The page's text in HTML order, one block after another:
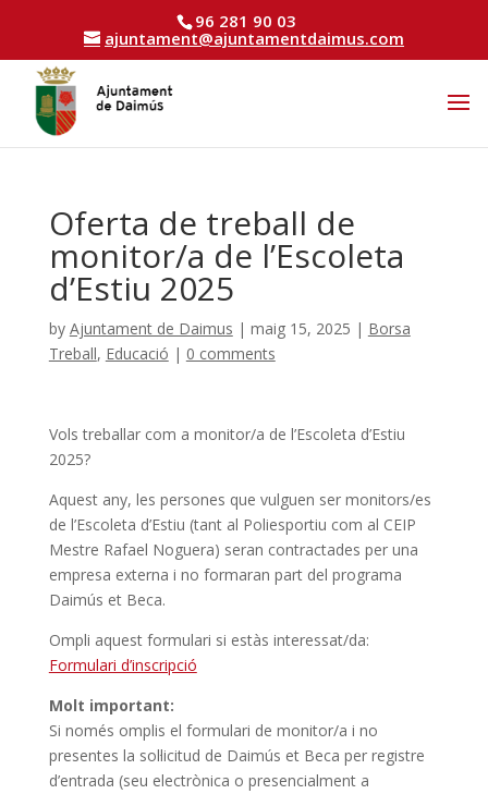
96 281 90 03
ajuntament@ajuntamentdaimus.com
Oferta de treball de
monitor/a de l’Escoleta
d’Estiu 2025
by Ajuntament de Daimus | maig 15, 2025 | Borsa
Treball, Educació | 0 comments
Vols treballar com a monitor/a de l’Escoleta d’Estiu
2025?
Aquest any, les persones que vulguen ser monitors/es
de l’Escoleta d’Estiu (tant al Poliesportiu com al CEIP
Mestre Rafael Noguera) seran contractades per una
empresa externa i no formaran part del programa
Daimús et Beca.
Ompli aquest formulari si estàs interessat/da:
Formulari d’inscripció
Molt important:
Si només omplis el formulari de monitor/a i no
presentes la sol·licitud de Daimús et Beca per registre
d’entrada (seu electrònica o presencialment a